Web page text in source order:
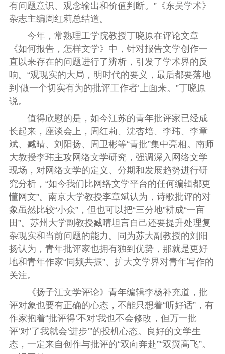
有问题意识、观念输出和价值判断。”《东吴学术》
杂志主编周红莉总结道。
今年，常熟理工学院教授丁晓原在评论文章
《如何报告，怎样文学》中，针对报告文学创作一
直以来存在的问题进行了辨析，引发了学术界的反
响。“观现实的大局，明时代的要义，最后都要落地
到‘做一个切实有为的批评工作者’上面来。”丁晓原
说。
值得欣慰的是，如今江苏的青年批评家已经成
长起来，座谈会上，周红莉、沈杏培、李玮、李章
斌、臧晴、刘阳扬、周卫彬等“青批”集中亮相。南师
大教授李玮主攻网络文学研究，强调深入网络文学
现场，对网络文学的定义、分期和发展趋势进行研
究分析，“如今我们比网络文学平台的任何编辑都更
懂网文”。南京大学教授李章斌认为，诗歌批评的对
象虽然比较“小众”，但也可以把“三分地”耕成“一亩
田”。苏州大学副教授臧晴坦言自己还要提升处理复
杂现实和当前问题的能力。同为苏大副教授的刘阳
扬认为，青年批评家也拥有独到优势，那就是更好
地和青年作家“同频共振”、扩大文学界对青年写作的
关注。
《扬子江文学评论》青年编辑李杨补充道，批
评对象也要有正确的心态，不能只想着“听好话”，有
作家抱着“批评得‘不对’我也不会修改，但万一批
评‘对’了我就会‘进步’”的投机心态。良好的文学生
态，一定来自创作与批评的“双向奔赴”“双翼高飞”。